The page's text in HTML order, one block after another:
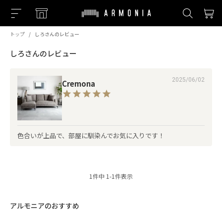
トップ しろさんのレビュー
しろさんのレビュー
Cremona 2025/06/02
色合いが上品で、部屋に馴染んでお気に入りです！
1件中 1-1件表示
アルモニアのおすすめ